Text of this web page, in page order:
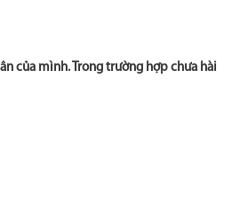
của mình. Trong trường hợp chưa hài